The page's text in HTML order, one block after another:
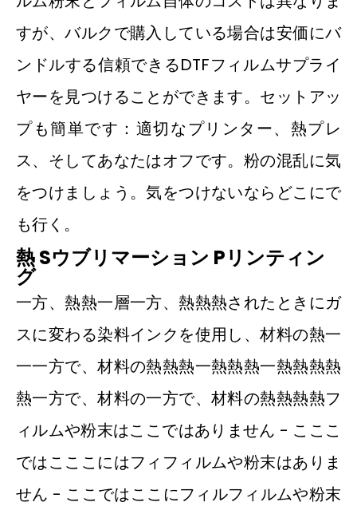
すが、バルクで購入している場合は安価にバ
ンドルする信頼できるDTFフィルムサプライ
ヤーを見つけることができます。セットアッ
プも簡単です：適切なプリンター、熱プレ
ス、そしてあなたはオフです。粉の混乱に気
をつけましょう。気をつけないならどこにで
も行く。
熱Sウブリマーション Pリンティン
グ
一方、熱熱一層一方、熱熱熱されたときにガ
スに変わる染料インクを使用し、材料の熱一
一一方で、材料の熱熱熱一熱熱熱一熱熱熱熱
熱一方で、材料の一方で、材料の熱熱熱熱フ
ィルムや粉末はここではありません - こここ
ではこここにはフィフィルムや粉末はありま
せん - ここではここにフィルフィルムや粉末